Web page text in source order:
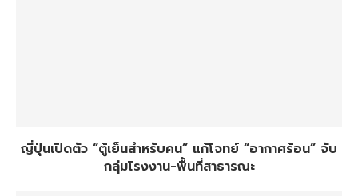
ญี่ปุ่นเปิดตัว “ตู้เย็นสำหรับคน” แก้โจทย์ “อากาศร้อน” จับ
กลุ่มโรงงาน-พื้นที่สาธารณะ